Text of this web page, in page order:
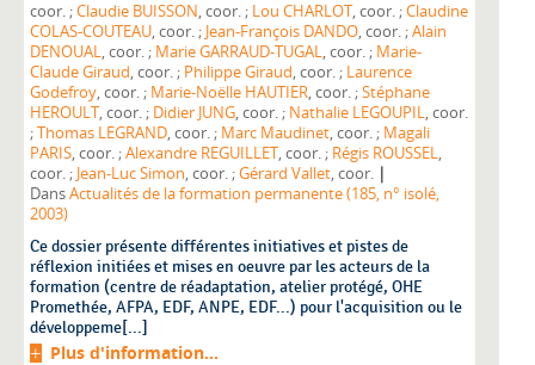
coor. ;Claudie BUISSON , coor. ; Lou CHARLOT , coor. ;Claudine
COLAS-COUTEAU
, coor. ; Jean-François DANDO , coor. ;Alain
DENOUAL
, coor. ; Marie GARRAUD-TUGAL , coor. ; Marie-
Claude Giraud
, coor. ; Philippe Giraud , coor. ; Laurence
Godefroy
, coor. ; Marie-Noëlle HAUTIER , coor. ;Stéphane
HEROULT
, coor. ; Didier JUNG , coor. ; Nathalie LEGOUPIL, coor.
;Thomas LEGRAND , coor. ; Marc Maudinet , coor. ; Magali
PARIS
, coor. ;Alexandre REGUILLET , coor. ; Régis ROUSSEL,
coor. ; Jean-Luc Simon , coor. ;Gérard Vallet, coor. |
DansActualités de la formation permanente (185, n° isolé,
2003)
Ce dossier présente différentes initiatives et pistes de
réflexion initiées et mises en oeuvre par les acteurs de la
formation (centre de réadaptation, atelier protégé, OHE
Promethée, AFPA, EDF, ANPE, EDF...) pour l'acquisition ou le
développeme[...]
Plus d'information...